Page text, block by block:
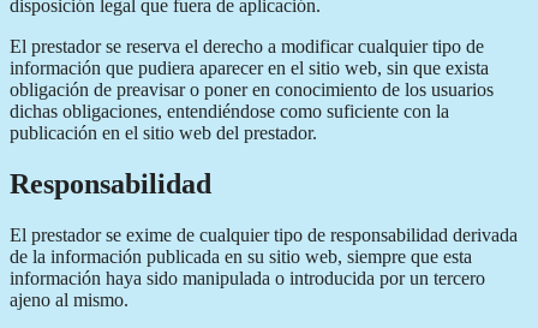
disposición legal que fuera de aplicación.
El prestador se reserva el derecho a modificar cualquier tipo de
información que pudiera aparecer en el sitio web, sin que exista
obligación de preavisar o poner en conocimiento de los usuarios
dichas obligaciones, entendiéndose como suficiente con la
publicación en el sitio web del prestador.
Responsabilidad
El prestador se exime de cualquier tipo de responsabilidad derivada
de la información publicada en su sitio web, siempre que esta
información haya sido manipulada o introducida por un tercero
ajeno al mismo.